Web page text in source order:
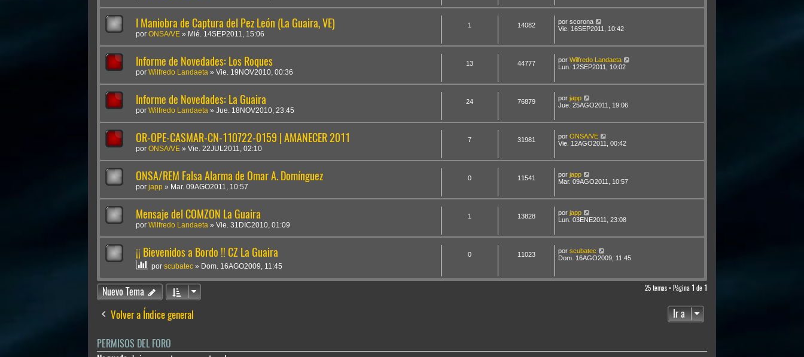
I Maniobra de Captura del Pez León (La Guaira, VE)
por ONSA/VE » Mié. 14SEP2011, 15:06
1 14082 por scorona
Vie. 16SEP2011, 10:42
Informe de Novedades: Los Roques
por Wilfredo Landaeta » Vie. 19NOV2010, 00:36
13 44777 por Wilfredo Landaeta
Lun. 12SEP2011, 10:02
Informe de Novedades: La Guaira
por Wilfredo Landaeta » Jue. 18NOV2010, 23:45
24 76879 por japp
Jue. 25AGO2011, 19:06
OR-OPE-CASMAR-CN-110722-0159 | AMANECER 2011
por ONSA/VE » Vie. 22JUL2011, 02:10
7 31981 por ONSA/VE
Vie. 12AGO2011, 00:42
ONSA/REM Falsa Alarma de Omar A. Domínguez
por japp » Mar. 09AGO2011, 10:57
0 11541 por japp
Mar. 09AGO2011, 10:57
Mensaje del COMZON La Guaira
por Wilfredo Landaeta » Vie. 31DIC2010, 01:09
1 13828 por japp
Lun. 03ENE2011, 23:08
¡¡ Bievenidos a Bordo !! CZ La Guaira
porscubatec » Dom. 16AGO2009, 11:45
0 11023 por scubatec
Dom. 16AGO2009, 11:45
Nuevo Tema 25 temas • Página 1 de 1
Volver a Índice general Ir a
PERMISOS DEL FORO